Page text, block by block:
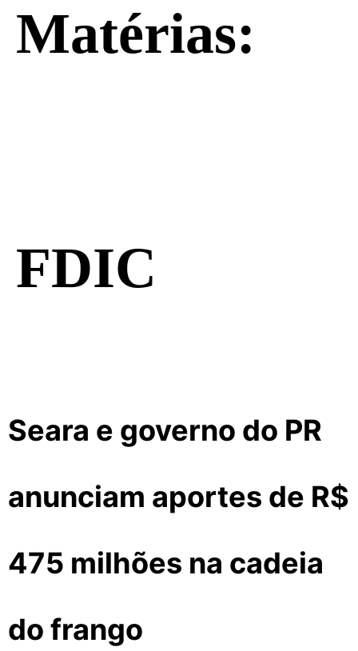
Matérias:
FDIC
Seara e governo do PR
anunciam aportes de R$
475 milhões na cadeia
do frango